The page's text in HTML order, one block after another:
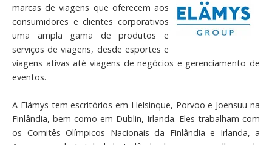
marcas de viagens que oferecem aos
consumidores e clientes corporativos
uma ampla gama de produtos e
serviços de viagens, desde esportes e
viagens ativas até viagens de negócios e gerenciamento de
eventos.
A Elämys tem escritórios em Helsinque, Porvoo e Joensuu na
Finlândia, bem como em Dublin, Irlanda. Eles trabalham com
os Comitês Olímpicos Nacionais da Finlândia e Irlanda, a